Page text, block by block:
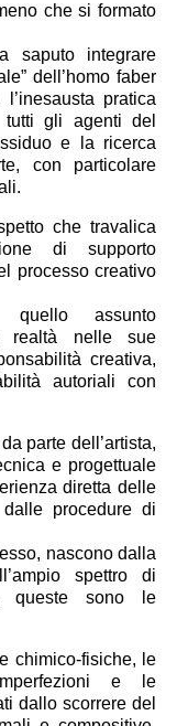
che si formato
saputo integrare
dell’homo faber
l’inesausta pratica
gli agenti del
e la ricerca
con particolare
che travalica
di supporto
processo creativo
quello assunto
realtà nelle sue
creativa,
autoriali con
parte dell’artista,
e progettuale
diretta delle
procedure di
nascono dalla
spettro di
queste sono le
chimico-fisiche, le
e le
dallo scorrere del